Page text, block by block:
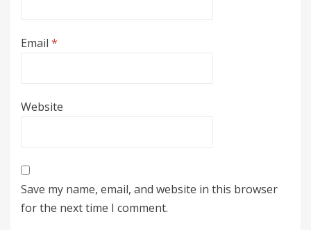
Email *
Website
Save my name, email, and website in this browser
for the next time I comment.